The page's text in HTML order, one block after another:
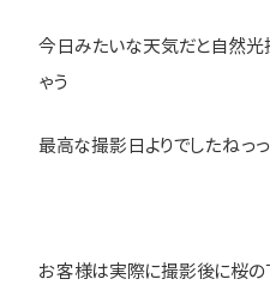
今日みたいな天気だと自然
ゃう
最高な撮影日よりでしたねっ
お客様は実際に撮影後に桜